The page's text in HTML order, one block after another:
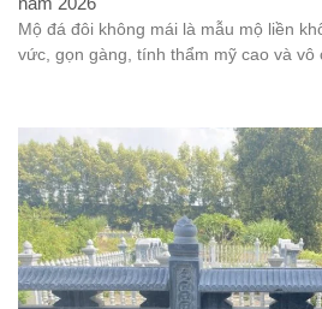
CỘT ĐÁ CỘT HIÊN KIẾN TRÚC ĐÁ
Mẫu cột hiên nhà thờ họ đá xanh đen
năm 2026
Cột hiên nhà thờ họ đá xanh đen là
nổi bật tại Ninh Bình, thường được chế